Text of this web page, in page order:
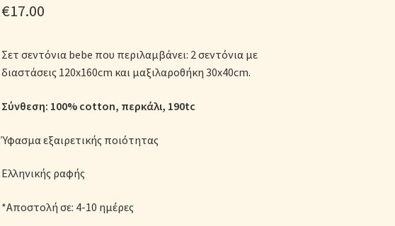
€17.00
Σετ σεντόνια bebe που περιλαμβάνει: 2 σεντόνια με
διαστάσεις 120x160cm και μαξιλαροθήκη 30x40cm.
Σύνθεση: 100% cotton, περκάλι, 190tc
Ύφασμα εξαιρετικής ποιότητας
Ελληνικής ραφής
*Αποστολή σε: 4-10 ημέρες